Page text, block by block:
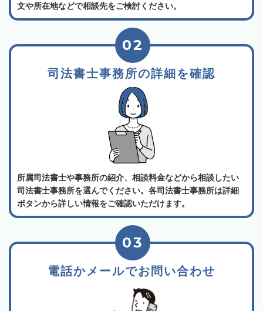
文や所在地などで相談先をご検討ください。
司法書士事務所の詳細を確認
02
所属司法書士や事務所の紹介、相談料金などから相談したい
司法書士事務所を選んでください。各司法書士事務所は詳細
ボタンから詳しい情報をご確認いただけます。
電話かメールでお問い合わせ
03